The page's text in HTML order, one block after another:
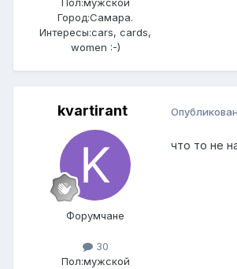
Пол:мужской
Город:Самара.
Интересы:cars, cards,
women :-)
kvartirant
Форумчане
30
Пол:мужской
что то не